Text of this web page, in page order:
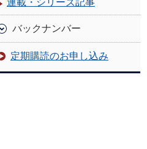
連載・シリーズ記事
バックナンバー
定期購読のお申し込み